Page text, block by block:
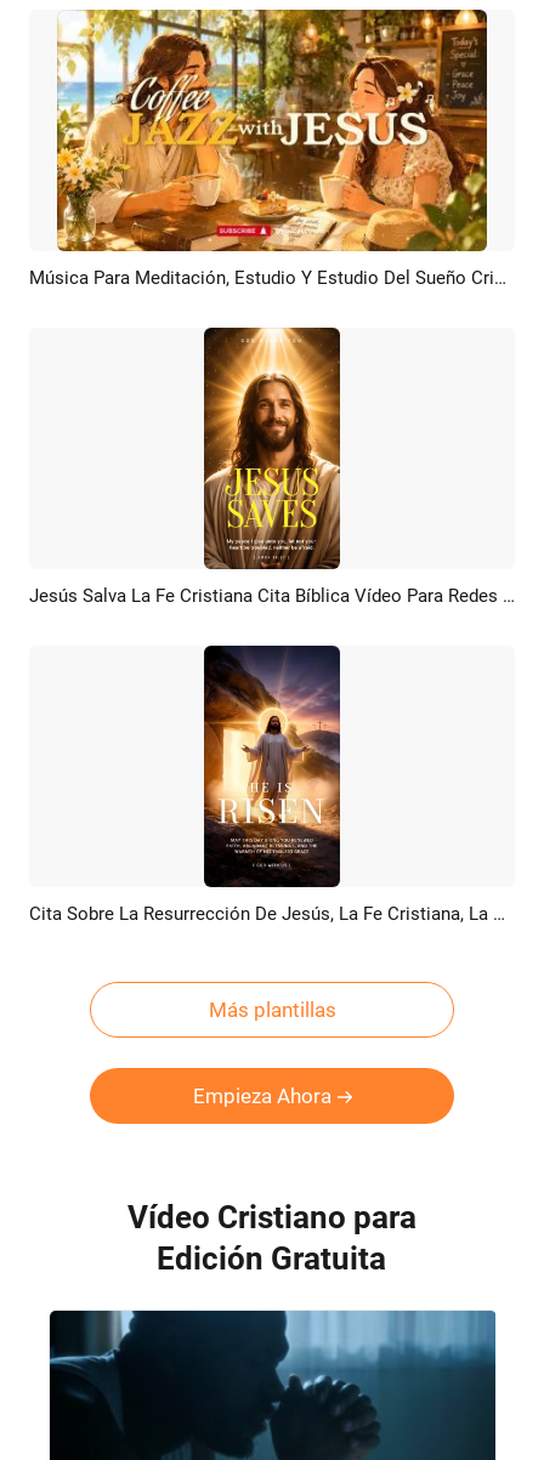
Previsualizar Personalizar Música Para Meditación, Estudio Y Estudio Del Sueño Cristiano Con IA (introducción)
Previsualizar Crear IA Jesús Salva La Fe Cristiana Cita Bíblica Vídeo Para Redes Sociales
Previsualizar Crear IA Cita Sobre La Resurrección De Jesús, La Fe Cristiana, La Motivación Y La Historia Sagrada De TikTok
Más plantillas
Empieza Ahora
Vídeo Cristiano para
Edición Gratuita